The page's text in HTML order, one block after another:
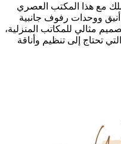
مع هذا المكتب العصري
ووحدات رفوف جانبية
مثالي للمكاتب المنزلية،
تحتاج إلى تنظيم وأناقة